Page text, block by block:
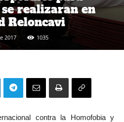
realizaran en
Reloncavi
2017 1035
contra la Homofobia y